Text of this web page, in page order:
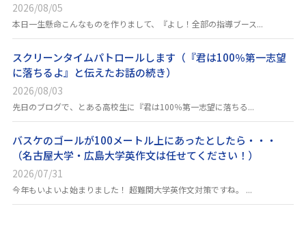
2026/08/05
本日一生懸命こんなものを作りまして、『よし！全部の指導ブース...
スクリーンタイムパトロールします（『君は100％第一志望
に落ちるよ』と伝えたお話の続き）
2026/08/03
先日のブログで、とある高校生に『君は100％第一志望に落ちる...
バスケのゴールが100メートル上にあったとしたら・・・
（名古屋大学・広島大学英作文は任せてください！）
2026/07/31
今年もいよいよ始まりました！ 超難関大学英作文対策ですね。 ...